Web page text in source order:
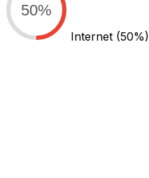
50%
Internet (50%)